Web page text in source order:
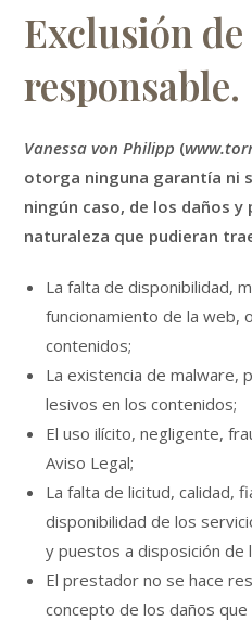
Exclusión
responsable.
Vanessa von Philipp (
otorga ninguna garantía ni
ningún caso, de los daños
naturaleza que pudieran
La falta de disponibilidad,
funcionamiento de la web,
contenidos;
La existencia de malware,
lesivos en los contenidos;
El uso ilícito, negligente,
Aviso Legal;
La falta de licitud, calidad,
disponibilidad de los
y puestos a disposición de
El prestador no se hace
concepto de los daños